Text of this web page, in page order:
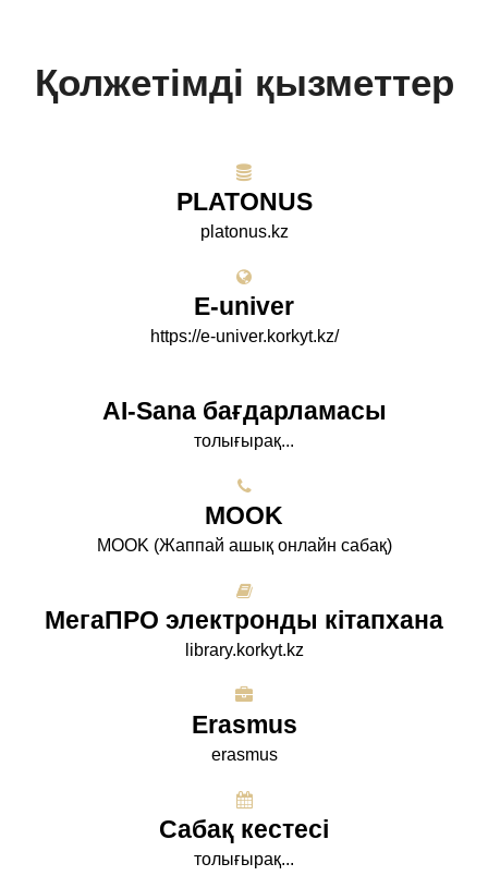
Қолжетімді қызметтер
PLATONUS
platonus.kz
E-univer
https://e-univer.korkyt.kz/
AI-Sana бағдарламасы
толығырақ...
МООK
МООK (Жаппай ашық онлайн сабақ)
МегаПРО электронды кітапхана
library.korkyt.kz
Erasmus
erasmus
Сабақ кестесі
толығырақ...